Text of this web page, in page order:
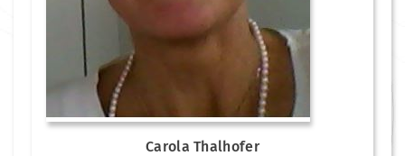
Carola Thalhofer